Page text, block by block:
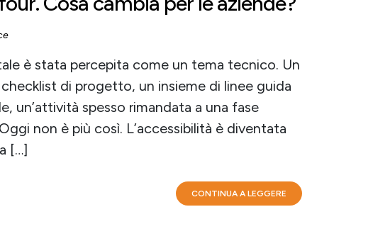
è stata percepita come un tema tecnico. Un
di progetto, un insieme di linee guida
un’attività spesso rimandata a una fase
non è più così. L’accessibilità è diventata
[…]
CONTINUA A LEGGERE